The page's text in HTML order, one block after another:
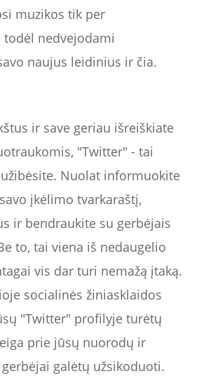
muzikos tik per
todėl nedvejodami
naujus leidinius ir čia.
ir save geriau išreiškiate
"Twitter" - tai
Nuolat informuokite
įkėlimo tvarkaraštį,
ir bendraukite su gerbėjais
to, tai viena iš nedaugelio
vis dar turi nemažą įtaką.
socialinės žiniasklaidos
"Twitter" profilyje turėtų
prie jūsų nuorodų ir
galėtų užsikoduoti.